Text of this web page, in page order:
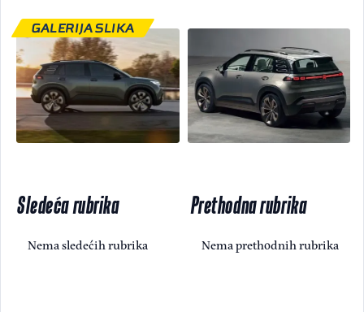
GALERIJA SLIKA
Sledeća rubrika
Nema sledećih rubrika
Prethodna rubrika
Nema prethodnih rubrika